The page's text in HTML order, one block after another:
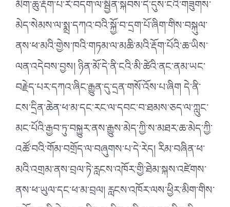
མིག་ཆུ་རྡོག་པ་རེ་བདག་ལ་སྦྱིན་སྐབས་དེ་དུས་ངའི་གཟུགས་
མེད་སེམས་ལ་སྨྲ་དཀའ་བའི་སྐྱོ་བ་དྲག་པོ་ཞིག་གིས་བསྐུལ་
ནས་ཕ་མའི་གྱེས་ཁའི་གཏམ་ལ་མཆི་མའི་རྡོག་པོའི་ཆ་ཡིས་
ལན་འདེབས་བྱས། ཉིན་མོ་དེ་ནི་ངའི་མི་ཚེའི་ནང་ནམ་ཡང་
བརྗེད་པར་དཀའ་ཞིང་རྒྱུན་དུ་དྲན་གསོ་འོས་པ་ཞིག དེ་ནི་
ངས་དྲིན་ཆེན་ཕ་མ་དང་རང་ལ་དབང་བ་ཐམས་ཅད་ལ་ཀླུང་
མང་པོའི་རྒྱབ་ཏུ་བསྐྱུར་ནས་རྒྱུས་མེད་ཀྱི་ས་མཐར་ཆ་མེད་ཀྱི་
འཚོ་བའི་གོམ་བགྲོད་ལ་བཞུགས་པ་དེ་རེད། རིམ་བཞིན་ཕ་
མའི་འགྲམ་ནས་བྲལ་ཏེ་རླངས་འཁོར་གྱི་ཐེམ་སྐས་འཛེགས་
ནས་ཕ་ཡུལ་དང་ཕ་མ་བྲལ། རླངས་འཁོར་ལས་ཕྱིར་མིག་གིས་